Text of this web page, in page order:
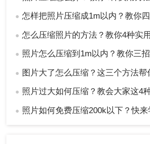
● 怎样把照片压缩成1m以内？教你四种实
● 怎么压缩照片的方法？教你4种实
● 照片怎么压缩到1m以内？教你三招
● 图片大了怎么压缩？这三个方法帮
● 照片过大如何压缩？教会大家这4
● 照片如何免费压缩200k以下？快来学习